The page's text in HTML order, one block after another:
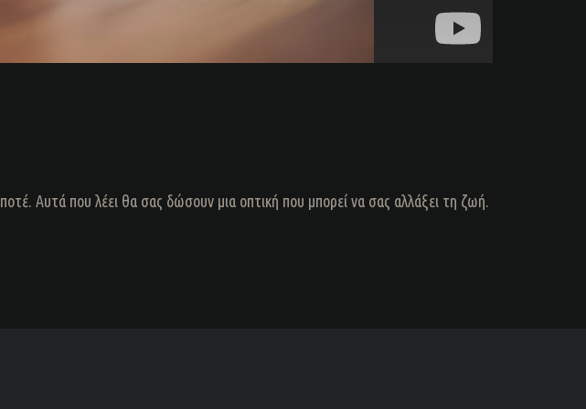
ποτέ. Αυτά που λέει θα σας δώσουν μια οπτική που μπορεί να σας αλλάξει τη ζωή.